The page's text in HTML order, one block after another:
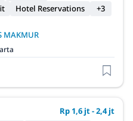
Hotel Reservations +3
MAKMUR
Rp 1,6 jt - 2,4 jt